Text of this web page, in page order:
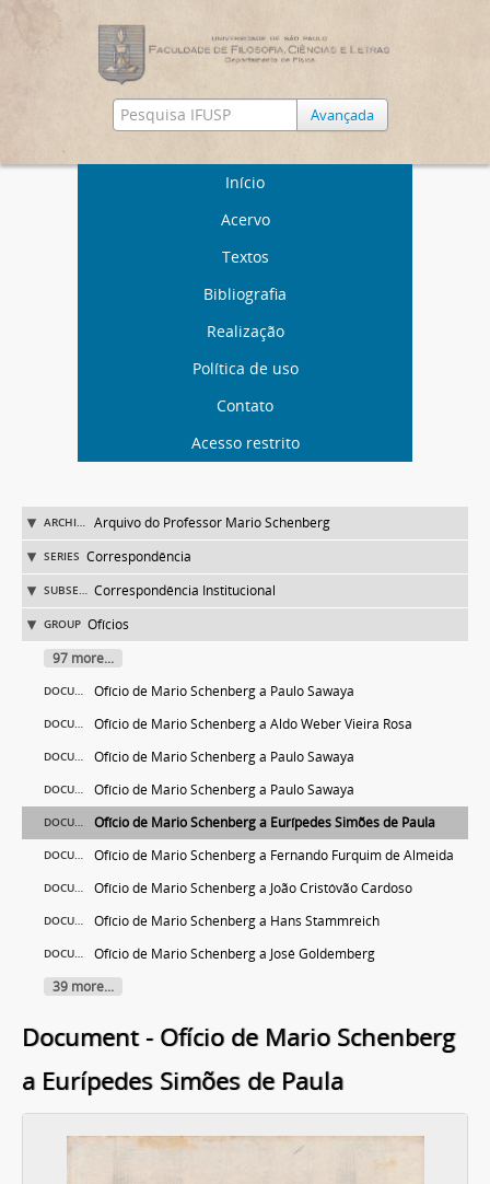
Avançada
Início
Acervo
Textos
Bibliografia
Realização
Política de uso
Contato
Acesso restrito
ARCHIVE Arquivo do Professor Mario Schenberg
SERIES Correspondência
SUBSERIES Correspondência Institucional
GROUP Ofícios
97 more...
DOCUMENT Ofício de Mario Schenberg a Paulo Sawaya
DOCUMENT Ofício de Mario Schenberg a Aldo Weber Vieira Rosa
DOCUMENT Ofício de Mario Schenberg a Paulo Sawaya
DOCUMENT Ofício de Mario Schenberg a Paulo Sawaya
DOCUMENT Ofício de Mario Schenberg a Eurípedes Simões de Paula
DOCUMENT Ofício de Mario Schenberg a Fernando Furquim de Almeida
DOCUMENT Ofício de Mario Schenberg a João Cristóvão Cardoso
DOCUMENT Ofício de Mario Schenberg a Hans Stammreich
DOCUMENT
Ofício de Mario Schenberg a José Goldemberg
39 more...
Document - Ofício de Mario Schenberg
a Eurípedes Simões de Paula